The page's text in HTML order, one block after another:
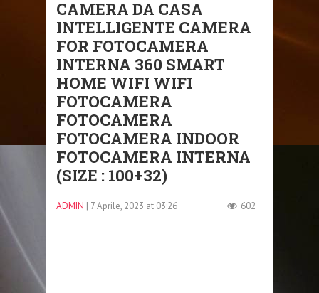
CAMERA DA CASA
INTELLIGENTE CAMERA
FOR FOTOCAMERA
INTERNA 360 SMART
HOME WIFI WIFI
FOTOCAMERA
FOTOCAMERA
FOTOCAMERA INDOOR
FOTOCAMERA INTERNA
(SIZE : 100+32)
ADMIN | 7 Aprile, 2023 at 03:26 602